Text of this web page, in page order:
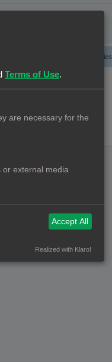
Verwijder cookies
Terms of Use.
are necessary for the
external media
Accept All
Realized with Klaro!